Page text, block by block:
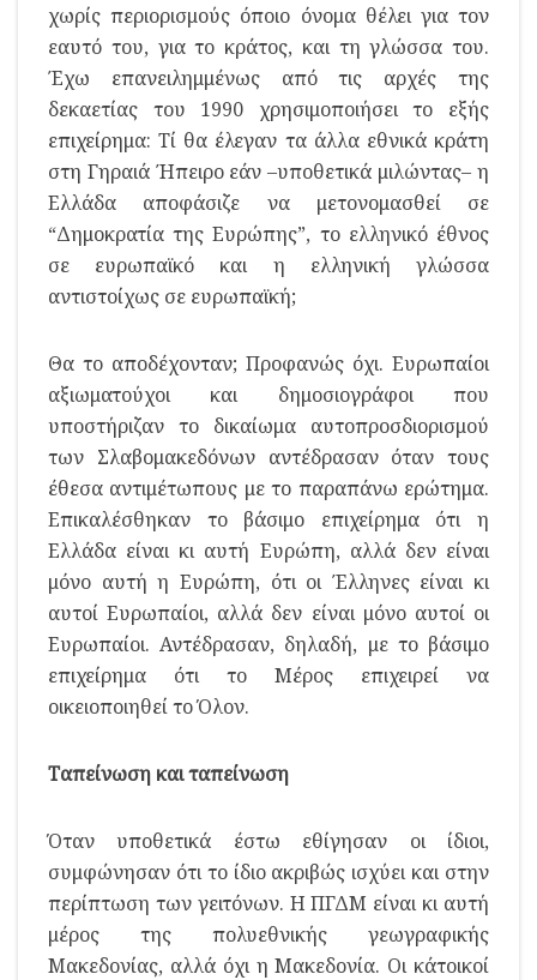
χωρίς περιορισμούς όποιο όνομα θέλει για τον
εαυτό του, για το κράτος, και τη γλώσσα του.
Έχω επανειλημμένως από τις αρχές της
δεκαετίας του 1990 χρησιμοποιήσει το εξής
επιχείρημα: Τί θα έλεγαν τα άλλα εθνικά κράτη
στη Γηραιά Ήπειρο εάν –υποθετικά μιλώντας– η
Ελλάδα αποφάσιζε να μετονομασθεί σε
“Δημοκρατία της Ευρώπης”, το ελληνικό έθνος
σε ευρωπαϊκό και η ελληνική γλώσσα
αντιστοίχως σε ευρωπαϊκή;
Θα το αποδέχονταν; Προφανώς όχι. Ευρωπαίοι
αξιωματούχοι και δημοσιογράφοι που
υποστήριζαν το δικαίωμα αυτοπροσδιορισμού
των Σλαβομακεδόνων αντέδρασαν όταν τους
έθεσα αντιμέτωπους με το παραπάνω ερώτημα.
Επικαλέσθηκαν το βάσιμο επιχείρημα ότι η
Ελλάδα είναι κι αυτή Ευρώπη, αλλά δεν είναι
μόνο αυτή η Ευρώπη, ότι οι Έλληνες είναι κι
αυτοί Ευρωπαίοι, αλλά δεν είναι μόνο αυτοί οι
Ευρωπαίοι. Αντέδρασαν, δηλαδή, με το βάσιμο
επιχείρημα ότι το Μέρος επιχειρεί να
οικειοποιηθεί το Όλον.
Ταπείνωση και ταπείνωση
Όταν υποθετικά έστω εθίγησαν οι ίδιοι,
συμφώνησαν ότι το ίδιο ακριβώς ισχύει και στην
περίπτωση των γειτόνων. Η ΠΓΔΜ είναι κι αυτή
μέρος της πολυεθνικής γεωγραφικής
Μακεδονίας, αλλά όχι η Μακεδονία. Οι κάτοικοί